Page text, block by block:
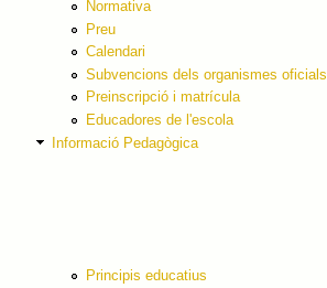
Normativa
Preu
Calendari
Subvencions dels organismes oficials
Preinscripció i matrícula
Educadores de l'escola
Informació Pedagògica
Principis educatius